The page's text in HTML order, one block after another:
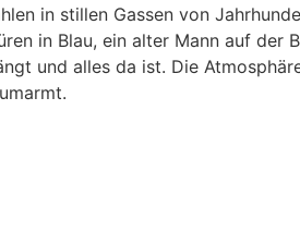
in stillen Gassen von
in Blau, ein alter Mann auf
und alles da ist. Die